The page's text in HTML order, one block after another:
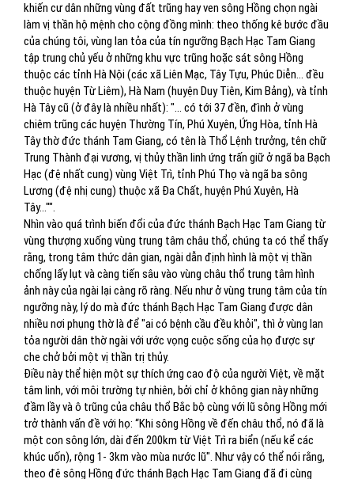
khiến cư dân những vùng đất trũng hay ven sông Hồng chọn ngài
làm vị thần hộ mệnh cho cộng đồng mình: theo thống kê bước đầu
của chúng tôi, vùng lan tỏa của tín ngưỡng Bạch Hạc Tam Giang
tập trung chủ yếu ở những khu vực trũng hoặc sát sông Hồng
thuộc các tỉnh Hà Nội (các xã Liên Mạc, Tây Tựu, Phúc Diễn... đều
thuộc huyện Từ Liêm), Hà Nam (huyện Duy Tiên, Kim Bảng), và tỉnh
Hà Tây cũ (ở đây là nhiều nhất): "... có tới 37 đền, đình ở vùng
chiêm trũng các huyện Thường Tín, Phú Xuyên, Ứng Hòa, tỉnh Hà
Tây thờ đức thánh Tam Giang, có tên là Thổ Lệnh trưởng, tên chữ
Trung Thành đại vương, vị thủy thần linh ứng trấn giữ ở ngã ba Bạch
Hạc (đệ nhất cung) vùng Việt Trì, tỉnh Phú Thọ và ngã ba sông
Lương (đệ nhị cung) thuộc xã Đa Chất, huyện Phú Xuyên, Hà
Tây..."".
Nhìn vào quá trình biến đổi của đức thánh Bạch Hạc Tam Giang từ
vùng thượng xuống vùng trung tâm châu thổ, chúng ta có thể thấy
rằng, trong tâm thức dân gian, ngài dẫn định hình là một vị thần
chống lấy lụt và càng tiến sâu vào vùng châu thổ trung tâm hình
ảnh này của ngài lại càng rõ ràng. Nếu như ở vùng trung tâm của tín
ngưỡng này, lý do mà đức thánh Bạch Hạc Tam Giang được dân
nhiều nơi phụng thờ là để "ai có bệnh cầu đều khỏi", thì ở vùng lan
tỏa người dân thờ ngài với ước vọng cuộc sống của họ được sự
che chở bởi một vị thần trị thủy.
Điều này thể hiện một sự thích ứng cao độ của người Việt, về mặt
tâm linh, với môi trường tự nhiên, bởi chỉ ở không gian này những
đầm lầy và ô trũng của châu thổ Bắc bộ cùng với lũ sông Hồng mới
trở thành vấn đề với họ: “Khi sông Hồng về đến châu thổ, nó đã là
một con sông lớn, dài đến 200km từ Việt Trì ra biển (nếu kể các
khúc uốn), rộng 1- 3km vào mùa nước lũ". Như vậy có thể nói rằng,
theo đê sông Hồng đức thánh Bạch Hạc Tam Giang đã đi cùng